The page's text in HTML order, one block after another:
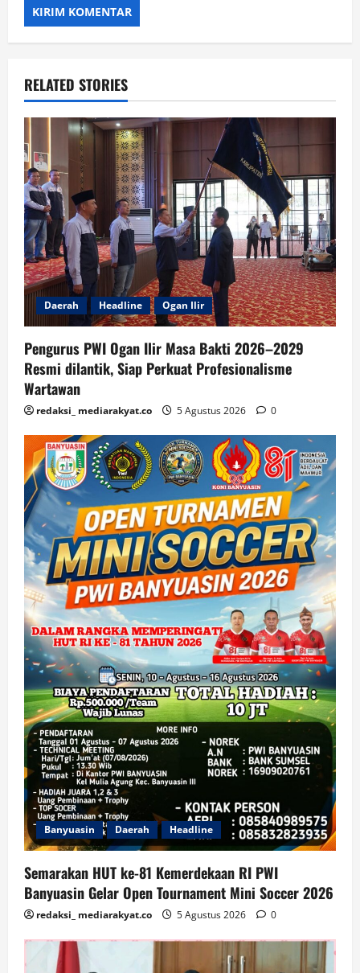
RELATED STORIES
Daerah Headline Ogan Ilir
Pengurus PWI Ogan Ilir Masa Bakti 2026–2029
Resmi dilantik, Siap Perkuat Profesionalisme
Wartawan
redaksi_ mediarakyat.co 5 Agustus 2026 0
Banyuasin Daerah Headline
Semarakan HUT ke-81 Kemerdekaan RI PWI
Banyuasin Gelar Open Tournament Mini Soccer 2026
redaksi_ mediarakyat.co 5 Agustus 2026 0